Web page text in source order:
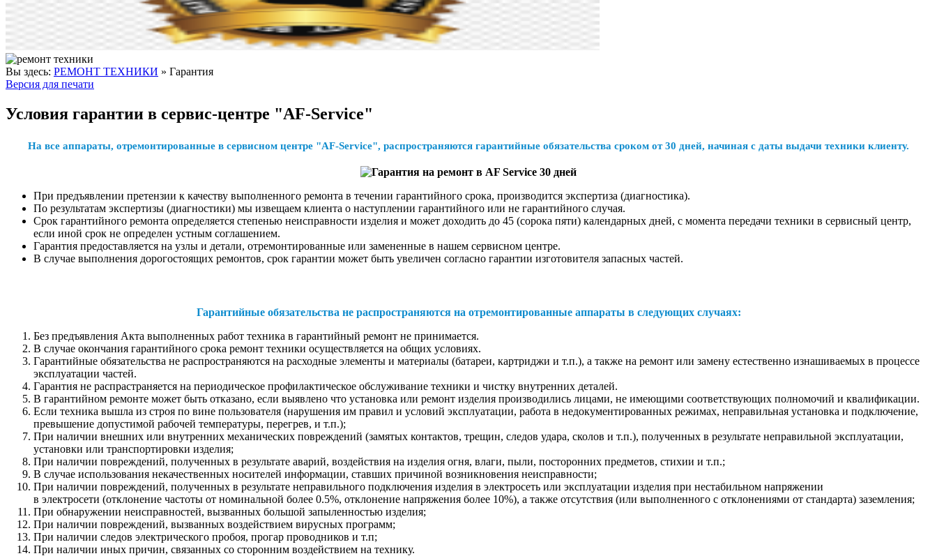
Вы здесь: РЕМОНТ ТЕХНИКИ » Гарантия
Версия для печати
Условия гарантии в сервис-центре "AF-Service"
На все аппараты, отремонтированные в сервисном центре "AF-Service", распространяются гарантийные обязательства сроком от 30 дней, начиная с даты выдачи техники клиенту.
При предъявлении претензии к качеству выполненного ремонта в течении гарантийного срока, производится экспертиза (диагностика).
По результатам экспертизы (диагностики) мы извещаем клиента о наступлении гарантийного или не гарантийного случая.
Срок гарантийного ремонта определяется степенью неисправности изделия и может доходить до 45 (сорока пяти) календарных дней, с момента передачи техники в сервисный центр,
если иной срок не определен устным соглашением.
Гарантия предоставляется на узлы и детали, отремонтированные или замененные в нашем сервисном центре.
В случае выполнения дорогостоящих ремонтов, срок гарантии может быть увеличен согласно гарантии изготовителя запасных частей.
Гарантийные обязательства не распространяются на отремонтированные аппараты в следующих случаях:
Без предъявления Акта выполненных работ техника в гарантийный ремонт не принимается.
В случае окончания гарантийного срока ремонт техники осуществляется на общих условиях.
Гарантийные обязательства не распространяются на расходные элементы и материалы (батареи, картриджи и т.п.), а также на ремонт или замену естественно изнашиваемых в процессе
эксплуатации частей.
Гарантия не распрастраняется на периодическое профилактическое обслуживание техники и чистку внутренних деталей.
В гарантийном ремонте может быть отказано, если выявлено что установка или ремонт изделия производились лицами, не имеющими соответствующих полномочий и квалификации.
Если техника вышла из строя по вине пользователя (нарушения им правил и условий эксплуатации, работа в недокументированных режимах, неправильная установка и подключение,
превышение допустимой рабочей температуры, перегрев, и т.п.);
При наличии внешних или внутренних механических повреждений (замятых контактов, трещин, следов удара, сколов и т.п.), полученных в результате неправильной эксплуатации,
установки или транспортировки изделия;
При наличии повреждений, полученных в результате аварий, воздействия на изделия огня, влаги, пыли, посторонних предметов, стихии и т.п.;
В случае использования некачественных носителей информации, ставших причиной возникновения неисправности;
При наличии повреждений, полученных в результате неправильного подключения изделия в электросеть или эксплуатации изделия при нестабильном напряжении
в электросети (отклонение частоты от номинальной более 0.5%, отклонение напряжения более 10%), а также отсутствия (или выполненного с отклонениями от стандарта) заземления;
При обнаружении неисправностей, вызванных большой запыленностью изделия;
При наличии повреждений, вызванных воздействием вирусных программ;
При наличии следов электрического пробоя, прогар проводников и т.п;
При наличии иных причин, связанных со сторонним воздействием на технику.